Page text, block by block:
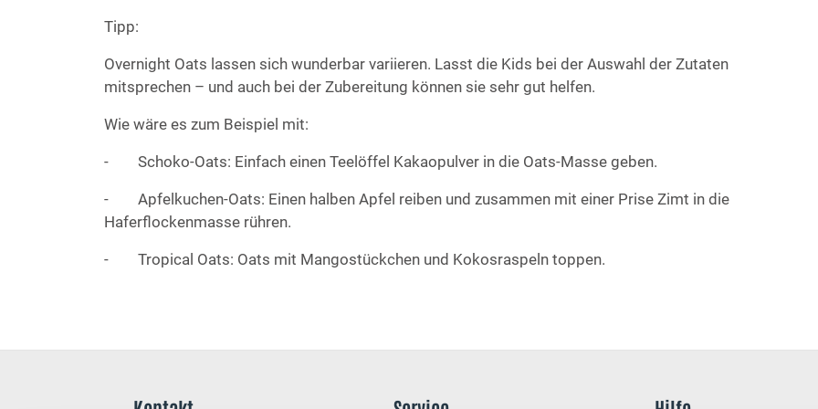
Tipp:
Overnight Oats lassen sich wunderbar variieren. Lasst die Kids bei der Auswahl der Zutaten
mitsprechen – und auch bei der Zubereitung können sie sehr gut helfen.
Wie wäre es zum Beispiel mit:
- Schoko-Oats: Einfach einen Teelöffel Kakaopulver in die Oats-Masse geben.
- Apfelkuchen-Oats: Einen halben Apfel reiben und zusammen mit einer Prise Zimt in die
Haferflockenmasse rühren.
- Tropical Oats: Oats mit Mangostückchen und Kokosraspeln toppen.